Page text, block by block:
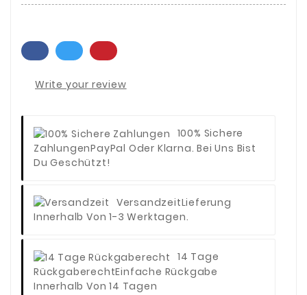
Write your review
100% Sichere
ZahlungenPayPal Oder Klarna. Bei Uns Bist
Du Geschützt!
VersandzeitLieferung
Innerhalb Von 1-3 Werktagen.
14 Tage
RückgaberechtEinfache Rückgabe
Innerhalb Von 14 Tagen